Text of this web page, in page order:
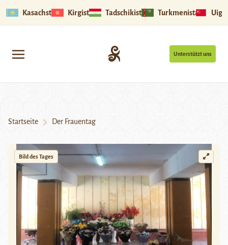
Kasachstan Kirgistan Tadschikistan Turkmenistan
Unterstützt uns
Startseite Der Frauentag
Bild des Tages